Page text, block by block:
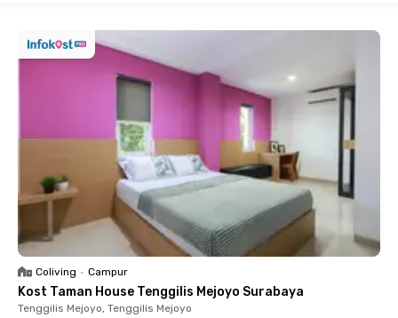
Coliving • Campur
Kost Taman House Tenggilis Mejoyo Surabaya
Tenggilis Mejoyo, Tenggilis Mejoyo